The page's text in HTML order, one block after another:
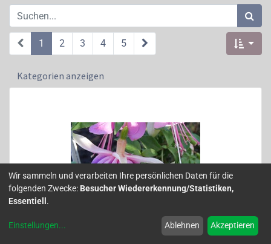
1 2 3 4 5
Kategorien anzeigen
Wir sammeln und verarbeiten Ihre persönlichen Daten für die
folgenden Zwecke: Besucher Wiedererkennung/Statistiken,
Essentiell .
Einstellungen... Ablehnen Akzeptieren